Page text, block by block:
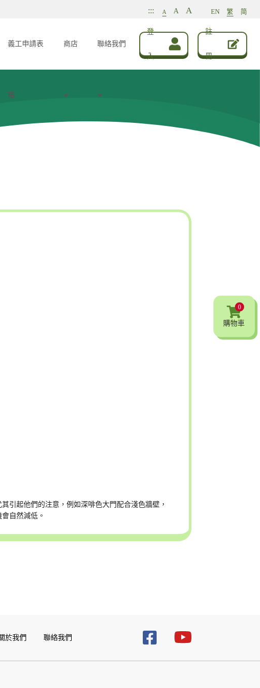
::: A A A EN 繁 简
義工申請表
格
商店 聯絡我們
登
入
註
冊
引起他們的注意，例如深啡色大門配合淺色牆壁，
自然減低。
0
購物車
於我們 聯絡我們